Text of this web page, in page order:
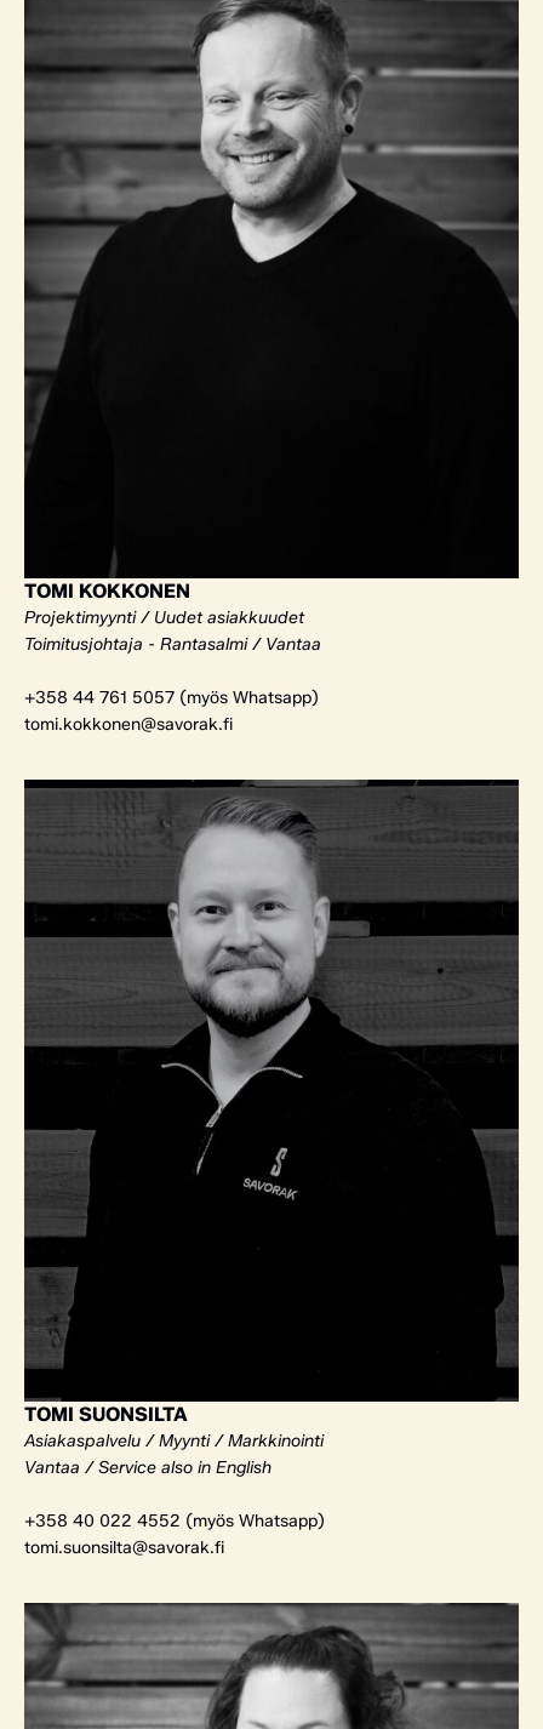
TOMI KOKKONEN
Projektimyynti / Uudet asiakkuudet
Toimitusjohtaja - Rantasalmi / Vantaa
+358 44 761 5057 (myös Whatsapp)
tomi.kokkonen@savorak.fi
TOMI SUONSILTA
Asiakaspalvelu / Myynti / Markkinointi
Vantaa / Service also in English
+358 40 022 4552 (myös Whatsapp)
tomi.suonsilta@savorak.fi